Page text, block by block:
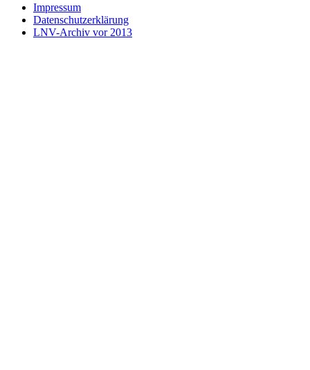
Impressum
Datenschutzerklärung
LNV-Archiv vor 2013